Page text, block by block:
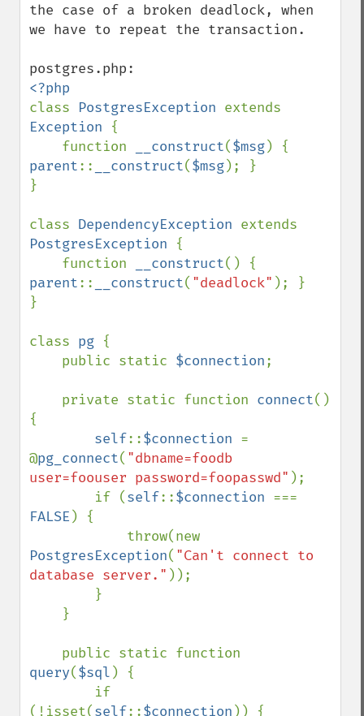
the case of a broken deadlock, when
we have to repeat the transaction.
class PostgresException
Exception {
    function
__construct($msg
parent:: __construct($msg); }
}
class DependencyException
PostgresException {
    function
__construct
parent:: __construct( "deadlock" ); }
}
class pg {
    public static
$connection;
    private static function
connect()
{
self::$connection =
@pg_connect( "dbname=foodb
user=foouser password=foopasswd" );
        if (
self::$connection
FALSE ) {
PostgresException( "Can't connect to
database server." ));
query($sql ) {
(!isset(self::$connection )) {